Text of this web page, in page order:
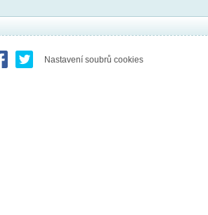
Nastavení soubrů cookies